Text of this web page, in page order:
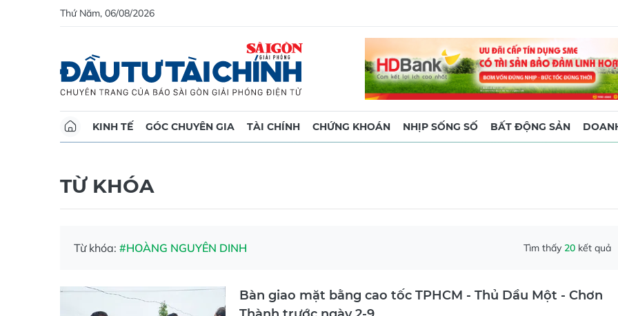
Thứ Năm, 06/08/2026
KINH TẾ GÓC CHUYÊN GIA TÀI CHÍNH CHỨNG KHOÁN NHỊP SỐNG SỐ BẤT ĐỘNG SẢN
TỪ KHÓA
Từ khóa: #HOÀNG NGUYÊN DINH Tìm thấy 20 kết quả
Bàn giao mặt bằng cao tốc TPHCM - Thủ Dầu Một - Chơn